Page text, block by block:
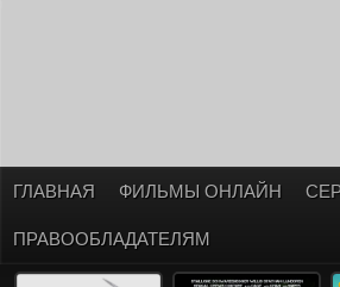
ГЛАВНАЯ ФИЛЬМЫ ОНЛАЙН
ПРАВООБЛАДАТЕЛЯМ